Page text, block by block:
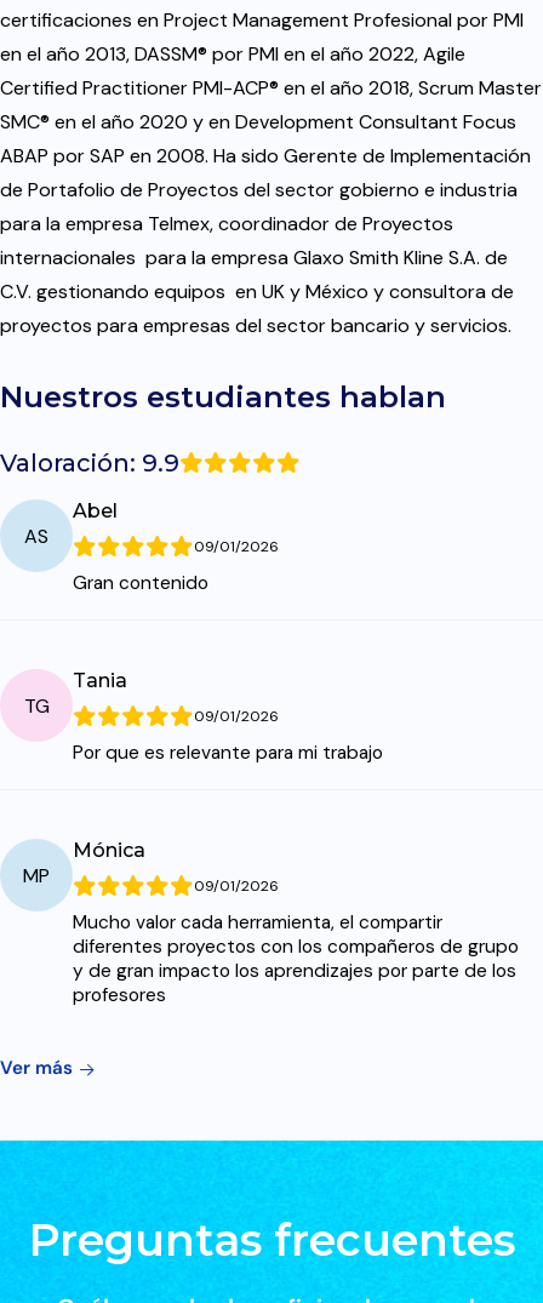
certificaciones en Project Management Profesional por PMI
en el año 2013, DASSM® por PMI en el año 2022, Agile
Certified Practitioner PMI-ACP® en el año 2018, Scrum Master
SMC® en el año 2020 y en Development Consultant Focus
ABAP por SAP en 2008. Ha sido Gerente de Implementación
de Portafolio de Proyectos del sector gobierno e industria
para la empresa Telmex, coordinador de Proyectos
internacionales para la empresa Glaxo Smith Kline S.A. de
C.V. gestionando equipos en UK y México y consultora de
proyectos para empresas del sector bancario y servicios.
Nuestros estudiantes hablan
Valoración: 9.9
AS
Abel
09/01/2026
Gran contenido
TG
Tania
09/01/2026
Por que es relevante para mi trabajo
MP
Mónica
09/01/2026
Mucho valor cada herramienta, el compartir
diferentes proyectos con los compañeros de grupo
y de gran impacto los aprendizajes por parte de los
profesores
Ver más
Preguntas frecuentes